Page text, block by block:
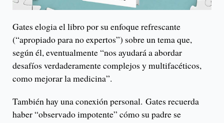
Gates elogia el libro por su enfoque refrescante
(“apropiado para no expertos”) sobre un tema que,
según él, eventualmente “nos ayudará a abordar
desafíos verdaderamente complejos y multifacéticos,
como mejorar la medicina”.
También hay una conexión personal. Gates recuerda
haber “observado impotente” cómo su padre se